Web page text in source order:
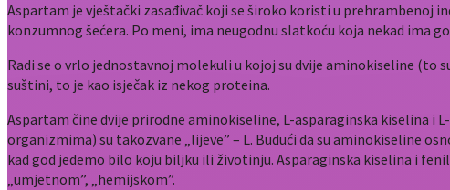
Aspartam je vještački zasađivač koji se široko koristi u prehrambenoj
konzumnog šećera. Po meni, ima neugodnu slatkoću koja nekad ima
Radi se o vrlo jednostavnoj molekuli u kojoj su dvije aminokiseline (to
suštini, to je kao isječak iz nekog proteina.
Aspartam čine dvije prirodne aminokiseline, L-asparaginska kiselina i
organizmima) su takozvane „lijeve” – L. Budući da su aminokiseline
kad god jedemo bilo koju biljku ili životinju. Asparaginska kiselina i
„umjetnom”, „hemijskom”.